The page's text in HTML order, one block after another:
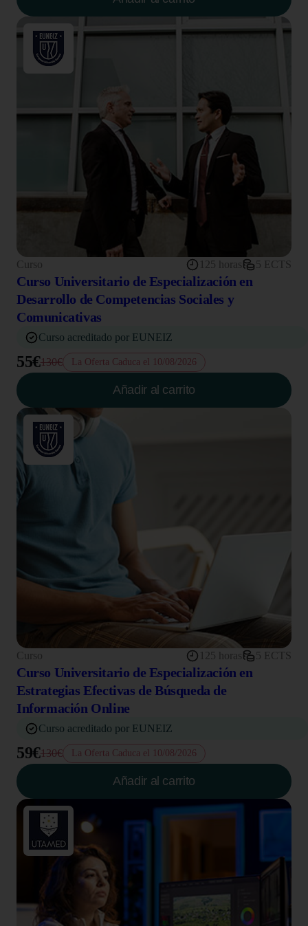
Curso 125 horas 5 ECTS
Curso Universitario de Especialización en
Desarrollo de Competencias Sociales y
Comunicativas
Curso acreditado por EUNEIZ
55€130€ La Oferta Caduca el 10/08/2026
Añadir al carrito
Curso 125 horas 5 ECTS
Curso Universitario de Especialización en
Estrategias Efectivas de Búsqueda de
Información Online
Curso acreditado por EUNEIZ
59€130€ La Oferta Caduca el 10/08/2026
Añadir al carrito